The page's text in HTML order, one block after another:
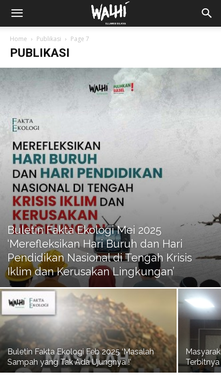
Home Publikasi Page 7
PUBLIKASI
Buletin Fakta Ekologi Mei 2025
‘Merefleksikan Hari Buruh dan Hari
Pendidikan Nasional di Tengah Krisis
Iklim dan Kerusakan Lingkungan’
Buletin Fakta Ekologi Feb 2025 ‘Masalah
Sampah yang Tak Ada Ujungnya !’